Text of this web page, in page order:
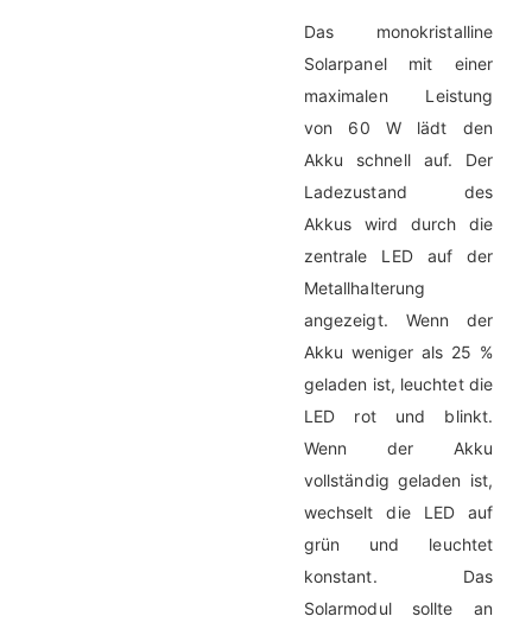
Das monokristalline
Solarpanel mit einer
maximalen Leistung
von 60 W lädt den
Akku schnell auf. Der
Ladezustand des
Akkus wird durch die
zentrale LED auf der
Metallhalterung
angezeigt. Wenn der
Akku weniger als 25 %
geladen ist, leuchtet die
LED rot und blinkt.
Wenn der Akku
vollständig geladen ist,
wechselt die LED auf
grün und leuchtet
konstant. Das
Solarmodul sollte an